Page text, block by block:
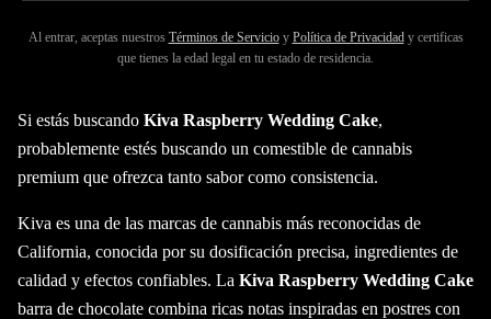
Al entrar, aceptas nuestros Términos de Servicio y Política de Privacidad y certificas
que tienes la edad legal en tu estado de residencia.
Si estás buscando Kiva Raspberry Wedding Cake,
probablemente estés buscando un comestible de cannabis
premium que ofrezca tanto sabor como consistencia.
Kiva es una de las marcas de cannabis más reconocidas de
California, conocida por su dosificación precisa, ingredientes de
calidad y efectos confiables. La Kiva Raspberry Wedding Cake
barra de chocolate combina ricas notas inspiradas en postres con